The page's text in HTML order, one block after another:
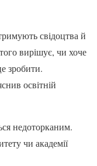
свідоцтва й
вирішує, чи хоче
зробити.
освітній
недоторканим.
чи академії